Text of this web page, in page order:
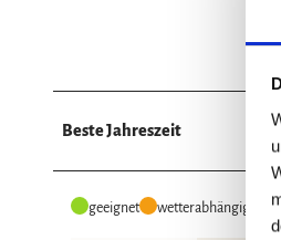
Beste Jahreszeit
geeignet wetterabhängig